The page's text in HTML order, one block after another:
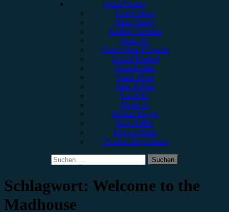
Autor*innen
Unser Team
Alina Hasky
Andrea Holstein
Anna W.
Christopher Filipecki
Emilia Knebel
Gina Köhler
Jonas Horn
Julia Köhler
Lucie K.
Marie H.
Marius Meyer
Max Keller
Melvin Klein
Yvonne Hopfensack
Suchen
nach:
Schlagwort: Welcome to the
Madhouse